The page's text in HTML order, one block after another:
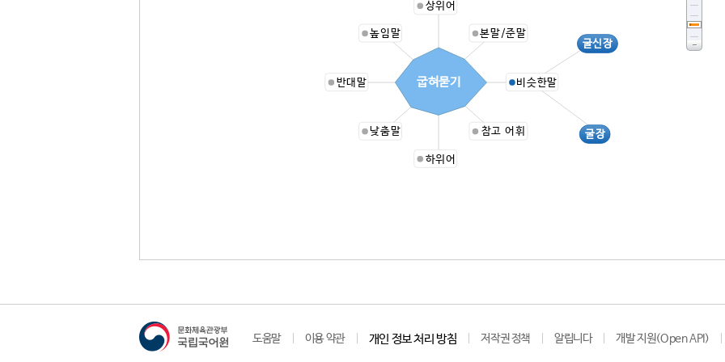
상위어
본말/준말
굴신장
굴장
비슷한말
참고 어휘
하위어
낮춤말
반대말
높임말
굽혀묻기
도움말 이용 약관 개인 정보 처리 방침 저작권 정책 알립니다 개발 지원(Open API)